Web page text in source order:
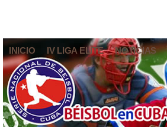
INICIO IV LIGA ELITE NOTICIAS